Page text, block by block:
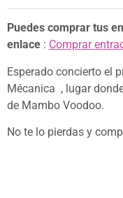
Puedes comprar tus
enlace : Comprar
Esperado concierto el
Mécanica , lugar
de Mambo Voodoo.
No te lo pierdas y